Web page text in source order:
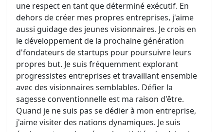
une respect en tant que déterminé exécutif. En
dehors de créer mes propres entreprises, j'aime
aussi guidage des jeunes visionnaires. Je crois en
le développement de la prochaine génération
d'fondateurs de startups pour poursuivre leurs
propres but. Je suis fréquemment explorant
progressistes entreprises et travaillant ensemble
avec des visionnaires semblables. Défier la
sagesse conventionnelle est ma raison d'être.
Quand je ne suis pas se dédier à mon entreprise,
j'aime visiter des nations dynamiques. Je suis